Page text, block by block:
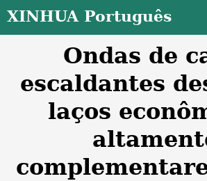
XINHUA Português
Ondas de
escaldantes
laços